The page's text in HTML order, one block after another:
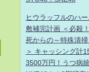
ヒウラッフルのハ
敷補完計画 ＜必殺
死からの～特殊清
＞ キャッシング計
3500万円！うつ病